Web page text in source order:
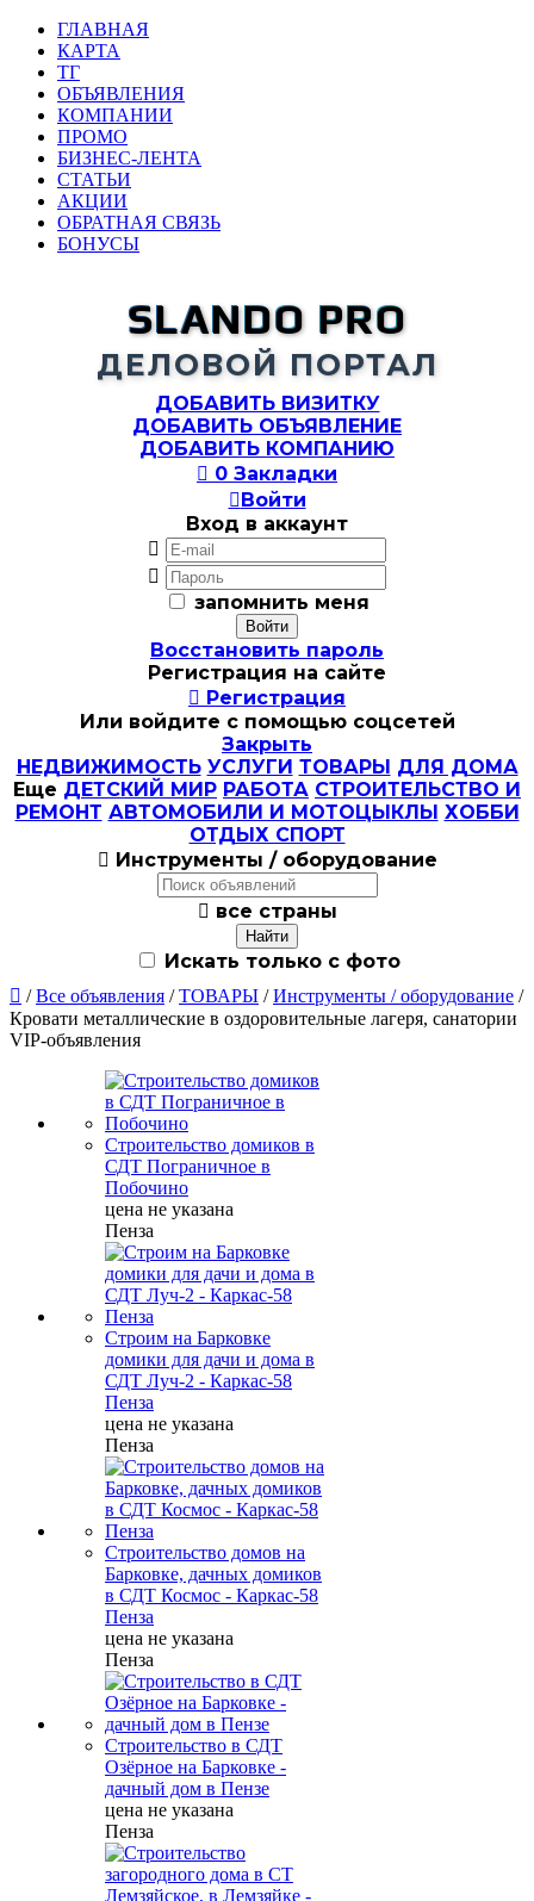
ГЛАВНАЯ
КАРТА
ТГ
ОБЪЯВЛЕНИЯ
КОМПАНИИ
ПРОМО
БИЗНЕС-ЛЕНТА
СТАТЬИ
АКЦИИ
ОБРАТНАЯ СВЯЗЬ
БОНУСЫ
SLANDO PRO
ДЕЛОВОЙ ПОРТАЛ
ДОБАВИТЬ ВИЗИТКУ
ДОБАВИТЬ ОБЪЯВЛЕНИЕ
ДОБАВИТЬ КОМПАНИЮ
 0 Закладки
Войти
Вход в аккаунт


запомнить меня
Восстановить пароль
Регистрация на сайте
 Регистрация
Или войдите с помощью соцсетей
Закрыть
НЕДВИЖИМОСТЬ УСЛУГИ ТОВАРЫ ДЛЯ ДОМА
Еще ДЕТСКИЙ МИР РАБОТА СТРОИТЕЛЬСТВО И
РЕМОНТ АВТОМОБИЛИ И МОТОЦЫКЛЫ ХОББИ
ОТДЫХ СПОРТ
 Инструменты / оборудование
 все страны
Искать только с фото
 /Все объявления /ТОВАРЫ /Инструменты / оборудование /
Кровати металлические в оздоровительные лагеря, санатории
VIP-объявления
Строительство домиков в
СДТ Пограничное в
Побочино
цена не указана
Пенза
Строим на Барковке
домики для дачи и дома в
СДТ Луч-2 - Каркас-58
Пенза
цена не указана
Пенза
Строительство домов на
Барковке, дачных домиков
в СДТ Космос - Каркас-58
Пенза
цена не указана
Пенза
Строительство в СДТ
Озёрное на Барковке -
дачный дом в Пензе
цена не указана
Пенза